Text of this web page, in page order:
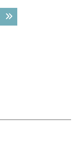
Next post: